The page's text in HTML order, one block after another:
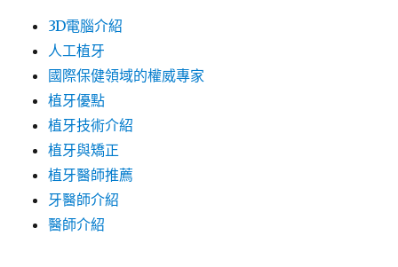
3D電腦介紹
人工植牙
國際保健領域的權威專家
植牙優點
植牙技術介紹
植牙與矯正
植牙醫師推薦
牙醫師介紹
醫師介紹